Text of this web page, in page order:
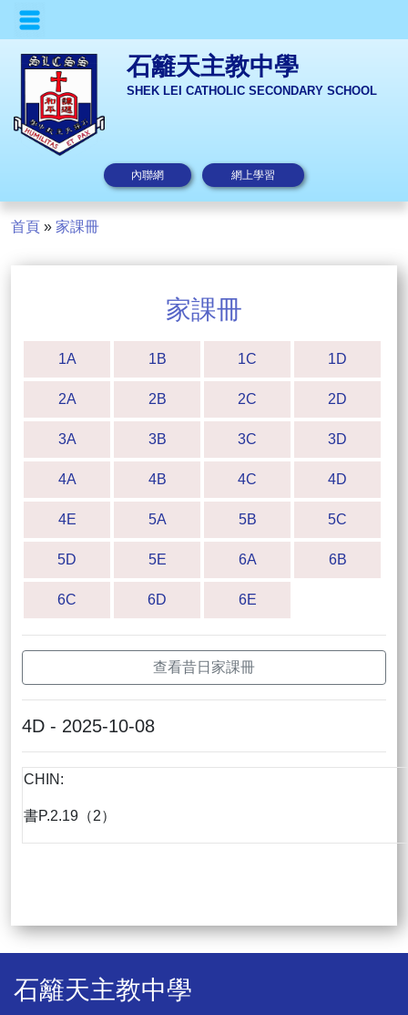
石籬天主教中學
SHEK LEI CATHOLIC SECONDARY SCHOOL
內聯網 網上學習
首頁 » 家課冊
家課冊
1A 1B 1C 1D
2A 2B 2C 2D
3A 3B 3C 3D
4A 4B 4C 4D
4E 5A 5B 5C
5D 5E 6A 6B
6C 6D 6E
查看昔日家課冊
4D - 2025-10-08
CHIN:
書P.2.19（2）
石籬天主教中學